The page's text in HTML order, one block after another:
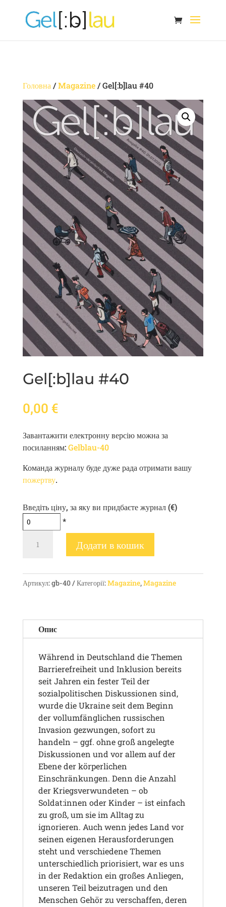
Головна /Magazine/ Gel[:b]lau #40
Gel[:b]lau #40
0,00 €
Завантажити електронну версію можна за
посиланням:Gelblau-40
Команда журналу буде дуже рада отримати вашу
пожертву.
Введіть ціну, за яку ви придбаєте журнал (€)
*
Додати в кошик
Артикул:gb-40 Категорії:Magazine,Magazine
Опис
Während in Deutschland die Themen
Barrierefreiheit und Inklusion bereits
seit Jahren ein fester Teil der
sozialpolitischen Diskussionen sind,
wurde die Ukraine seit dem Beginn
der vollumfänglichen russischen
Invasion gezwungen, sofort zu
handeln – ggf. ohne groß angelegte
Diskussionen und vor allem auf der
Ebene der körperlichen
Einschränkungen. Denn die Anzahl
der Kriegsverwundeten – ob
Soldat:innen oder Kinder – ist einfach
zu groß, um sie im Alltag zu
ignorieren. Auch wenn jedes Land vor
seinen eigenen Herausforderungen
steht und verschiedene Themen
unterschiedlich priorisiert, war es uns
in der Redaktion ein großes Anliegen,
unseren Teil beizutragen und den
Menschen Gehör zu verschaffen, deren